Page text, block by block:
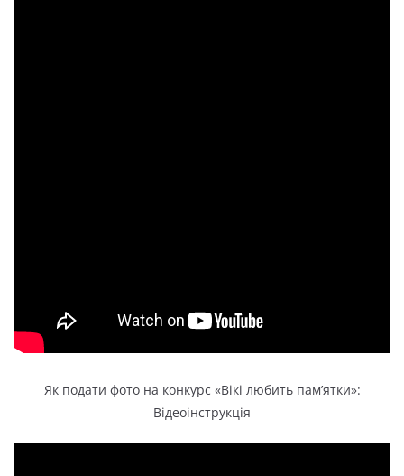
Як подати фото на конкурс «Вікі любить пам’ятки»:
Відеоінструкція